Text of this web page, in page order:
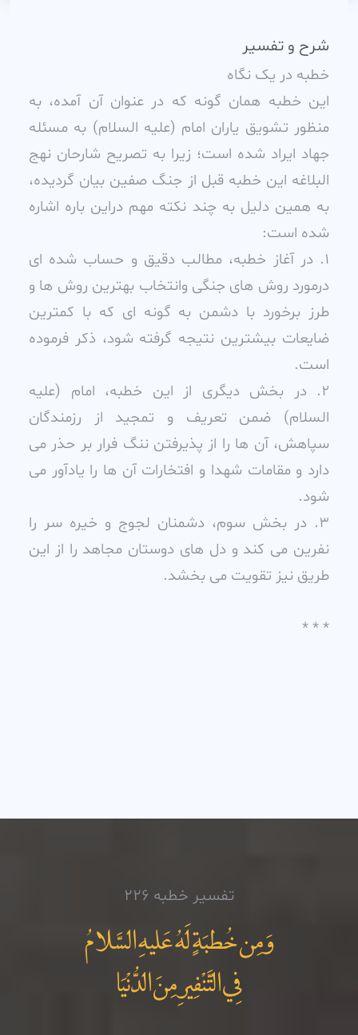
شرح و تفسیر
خطبه در يک نگاه
اين خطبه همان گونه که در عنوان آن آمده، به
منظور تشويق ياران امام (عليه السلام) به مسئله
جهاد ايراد شده است؛ زيرا به تصريح شارحان نهج
البلاغه اين خطبه قبل از جنگ صفين بيان گرديده،
به همين دليل به چند نکته مهم دراين باره اشاره
شده است:
1. در آغاز خطبه، مطالب دقيق و حساب شده اى
درمورد روش هاى جنگى وانتخاب بهترين روش ها و
طرز برخورد با دشمن به گونه اى که با کمترين
ضايعات بيشترين نتيجه گرفته شود، ذکر فرموده
است.
2. در بخش ديگرى از اين خطبه، امام (عليه
السلام) ضمن تعريف و تمجيد از رزمندگان
سپاهش، آن ها را از پذيرفتن ننگ فرار بر حذر مى
دارد و مقامات شهدا و افتخارات آن ها را يادآور مى
شود.
3. در بخش سوم، دشمنان لجوج و خيره سر را
نفرين مى کند و دل هاى دوستان مجاهد را از اين
طريق نيز تقويت مى بخشد.
* * *
تفسیر خطبه 226
وَمِن خُطبَةٍ لَهُ عَليهِ السَّلامُ
فِي التَّنْفِيرِ مِنَ الدُّنْيَا